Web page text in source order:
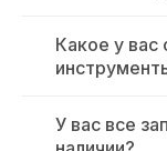
Какое у вас
У вас все